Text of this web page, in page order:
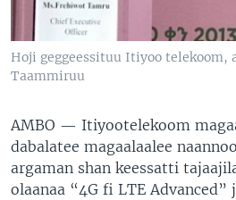
Hoji geggeessituu Itiyoo telekoom,
Taammiruu
AMBO — Itiyootelekoom
dabalatee magaalaalee
argaman shan keessatti
olaanaa “4G fi LTE Advanced”